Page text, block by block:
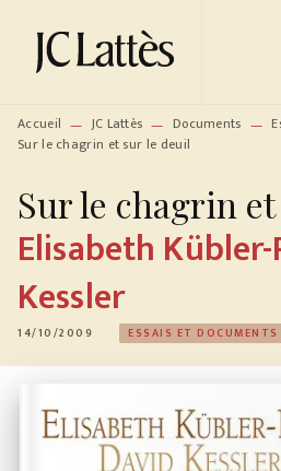
MENU RECHERCHE
PIED DE PAGE
Accueil — JC Lattès — Documents —
Sur le chagrin et sur le deuil
Sur le chagrin
Elisabeth Kübler-
Kessler
14/10/2009 ESSAIS ET DOCUMENTS